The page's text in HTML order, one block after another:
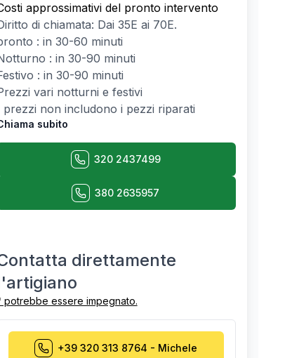
approssimativi del pronto intervento
di chiamata: Dai 35E ai 70E.
: in 30-60 minuti
: in 30-90 minuti
: in 30-90 minuti
vari notturni e festivi
prezzi non includono i pezzi riparati
subito
320 2437499
380 2635957
direttamente
potrebbe essere impegnato.
+39 320 313 8764 - Michele